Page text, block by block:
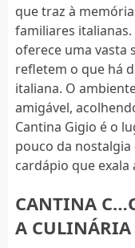
que traz à
familiares
oferece uma vasta
refletem o que há
italiana. O
amigável,
Cantina Gigio é o
pouco da
cardápio que
CANTINA
A CULINÁRIA